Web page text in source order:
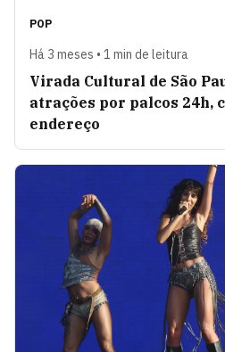
POP
Há 3 meses • 1 min de leitura
Virada Cultural de São
atrações por palcos 24h,
endereço